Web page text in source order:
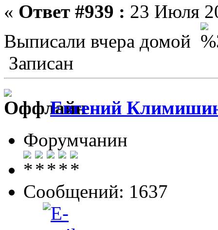
« Ответ #939 : 23 Июля
Выписали вчера домой
Записан
Евгений
Форумчанин
Сообщений: 1637